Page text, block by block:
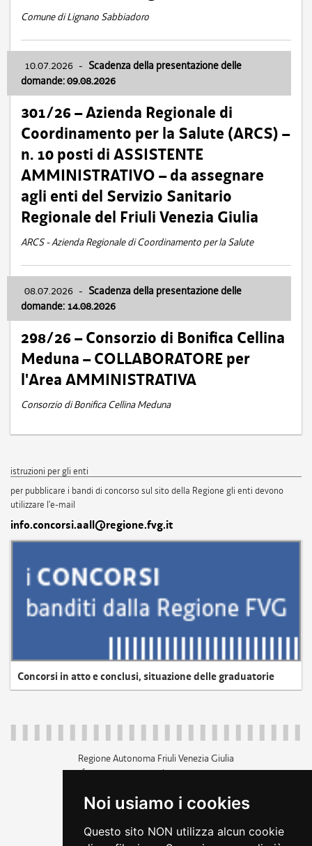
Noi usiamo i cookies
Questo sito NON utilizza alcun cookie
Comune di Lignano Sabbiadoro
10.07.2026 - Scadenza della presentazione delle
domande: 09.08.2026
301/26 – Azienda Regionale di
Coordinamento per la Salute (ARCS) –
n. 10 posti di ASSISTENTE
AMMINISTRATIVO – da assegnare
agli enti del Servizio Sanitario
Regionale del Friuli Venezia Giulia
ARCS - Azienda Regionale di Coordinamento per la Salute
08.07.2026 - Scadenza della presentazione delle
domande: 14.08.2026
298/26 – Consorzio di Bonifica Cellina
Meduna – COLLABORATORE per
l'Area AMMINISTRATIVA
Consorzio di Bonifica Cellina Meduna
istruzioni per gli enti
per pubblicare i bandi di concorso sul sito della Regione gli enti devono
utilizzare l'e-mail
info.concorsi.aall@regione.fvg.it
Concorsi in atto e conclusi, situazione delle graduatorie
Regione Autonoma Friuli Venezia Giulia
c.f. 80014930327; p.iva 00526040324
+39 040 3771111